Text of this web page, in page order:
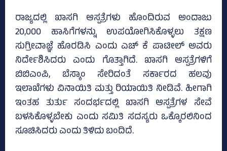
ರಾಜ್ಯದಲ್ಲಿ ಖಾಸಗಿ ಆಸ್ಪತ್ರೆಗಳು ಹೊಂದಿರುವ ಅಂದಾಜು
20,000 ಹಾಸಿಗೆಗಳನ್ನು ಉಪಯೋಗಿಸಿಕೊಳ್ಳಲು ತಕ್ಷಣ
ಸುಗ್ರೀವಾಜ್ಞೆ ಹೊರಡಿಸಿ ಎಂದು ಎಚ್‌ ಕೆ ಪಾಟೀಲ್‌ ಅವರು
ನಿರ್ದೇಶಿಸಿದರು ಎಂದು ಗೊತ್ತಾಗಿದೆ. ಖಾಸಗಿ ಆಸ್ಪತ್ರೆಗಳಿಗೆ
ಬಿಬಿಎಂಪಿ, ಬೆಸ್ಕಾಂ ಸೇರಿದಂತೆ ಸರ್ಕಾರದ ಹಲವು
ಇಲಾಖೆಗಳು ವಿನಾಯಿತಿ ಮತ್ತು ರಿಯಾಯಿತಿ ನೀಡಿವೆ. ಹೀಗಾಗಿ
ಇಂತಹ ತುರ್ತು ಸಂದರ್ಭದಲ್ಲಿ ಖಾಸಗಿ ಆಸ್ಪತ್ರೆಗಳ ಸೇವೆ
ಬಳಸಿಕೊಳ್ಳಬೇಕು ಎಂದು ಸಮಿತಿ ಸದಸ್ಯರು ಒಕ್ಕೊರಲಿನಿಂದ
ಸೂಚಿಸಿದರು ಎಂದು ತಿಳಿದು ಬಂದಿದೆ.